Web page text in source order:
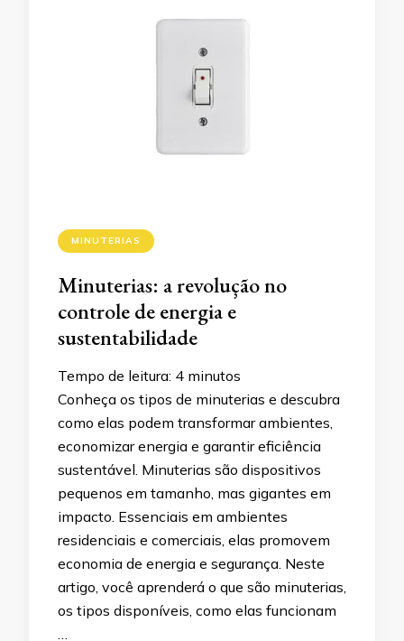
MINUTERIAS
Minuterias: a revolução no
controle de energia e
sustentabilidade
Tempo de leitura: 4 minutos
Conheça os tipos de minuterias e descubra
como elas podem transformar ambientes,
economizar energia e garantir eficiência
sustentável. Minuterias são dispositivos
pequenos em tamanho, mas gigantes em
impacto. Essenciais em ambientes
residenciais e comerciais, elas promovem
economia de energia e segurança. Neste
artigo, você aprenderá o que são minuterias,
os tipos disponíveis, como elas funcionam